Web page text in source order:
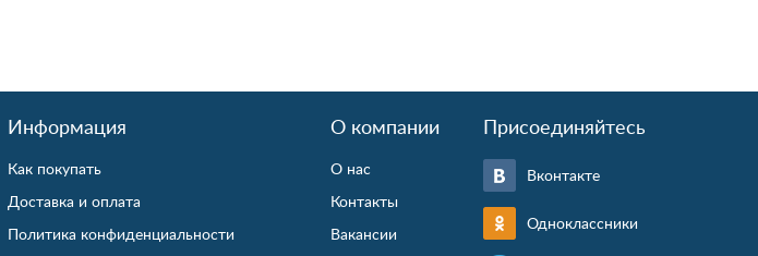
Информация
Как покупать
Доставка и оплата
Политика конфиденциальности
О компании
О нас
Контакты
Вакансии
Присоединяйтесь
Вконтакте
Одноклассники